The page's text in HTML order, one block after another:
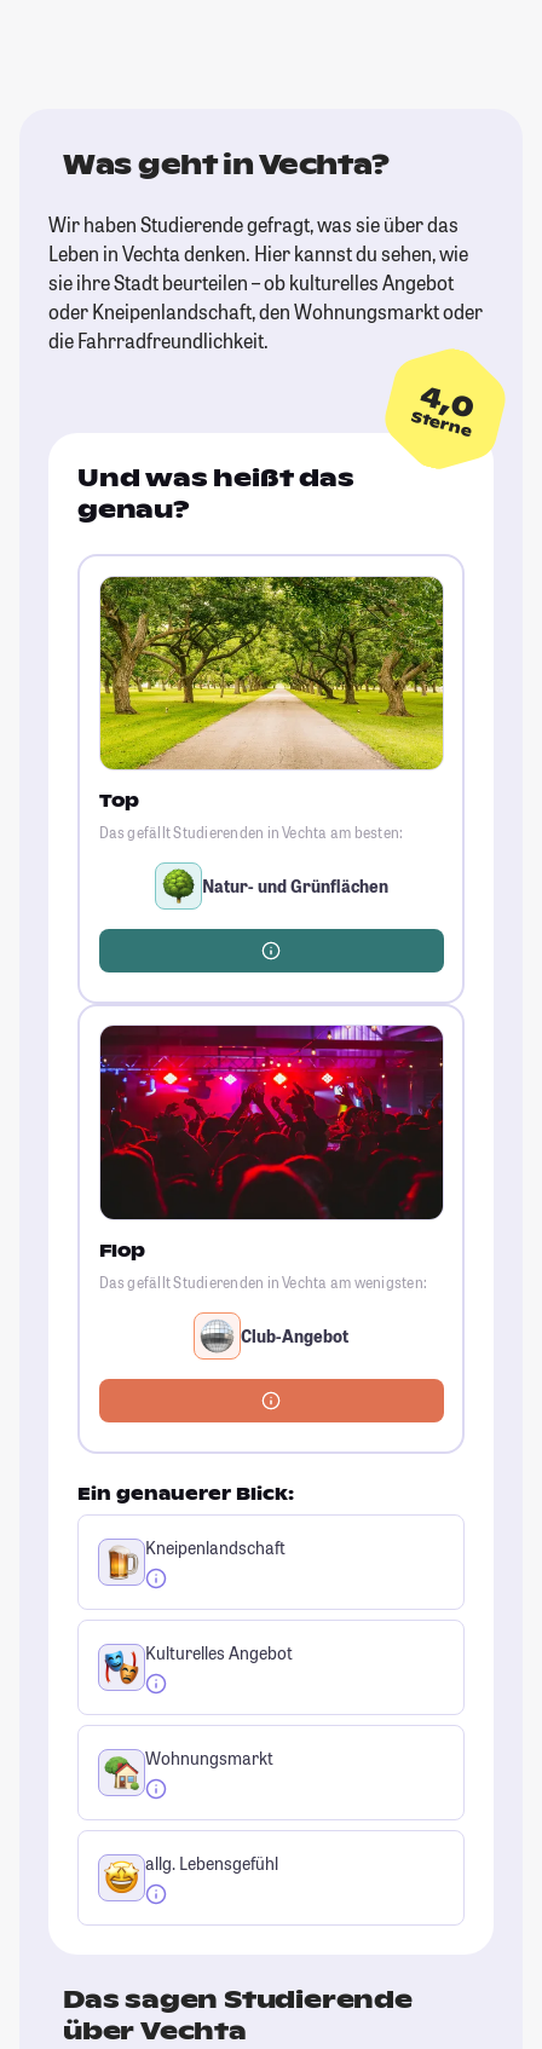
Was geht in Vechta?
Wir haben Studierende gefragt, was sie über das
Leben in Vechta denken. Hier kannst du sehen, wie
sie ihre Stadt beurteilen – ob kulturelles Angebot
oder Kneipenlandschaft, den Wohnungsmarkt oder
die Fahrradfreundlichkeit.
4,0
Sterne
Und was heißt das
genau?
Top
Das gefällt Studierenden in Vechta am besten:
Natur- und Grünflächen
Flop
Das gefällt Studierenden in Vechta am wenigsten:
Club-Angebot
Ein genauerer Blick:
Kneipenlandschaft
Kulturelles Angebot
Wohnungsmarkt
allg. Lebensgefühl
Das sagen Studierende
über Vechta